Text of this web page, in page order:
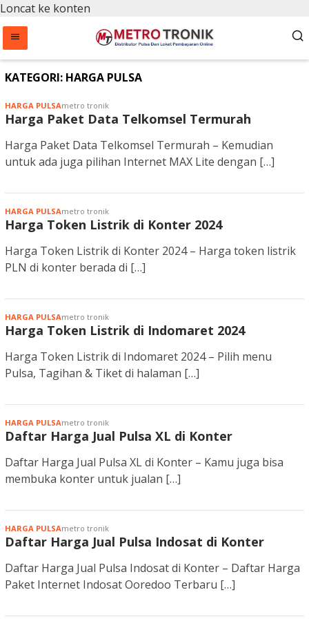
Loncat ke konten
KATEGORI: HARGA PULSA
HARGA PULSAmetro tronik
Harga Paket Data Telkomsel Termurah
Harga Paket Data Telkomsel Termurah – Kemudian
untuk ada juga pilihan Internet MAX Lite dengan […]
HARGA PULSAmetro tronik
Harga Token Listrik di Konter 2024
Harga Token Listrik di Konter 2024 – Harga token listrik
PLN di konter berada di […]
HARGA PULSAmetro tronik
Harga Token Listrik di Indomaret 2024
Harga Token Listrik di Indomaret 2024 – Pilih menu
Pulsa, Tagihan & Tiket di halaman […]
HARGA PULSAmetro tronik
Daftar Harga Jual Pulsa XL di Konter
Daftar Harga Jual Pulsa XL di Konter – Kamu juga bisa
membuka konter untuk jualan […]
HARGA PULSAmetro tronik
Daftar Harga Jual Pulsa Indosat di Konter
Daftar Harga Jual Pulsa Indosat di Konter – Daftar Harga
Paket Internet Indosat Ooredoo Terbaru […]